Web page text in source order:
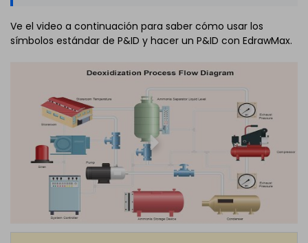
Ve el video a continuación para saber cómo usar los
símbolos estándar de P&ID y hacer un P&ID con EdrawMax.